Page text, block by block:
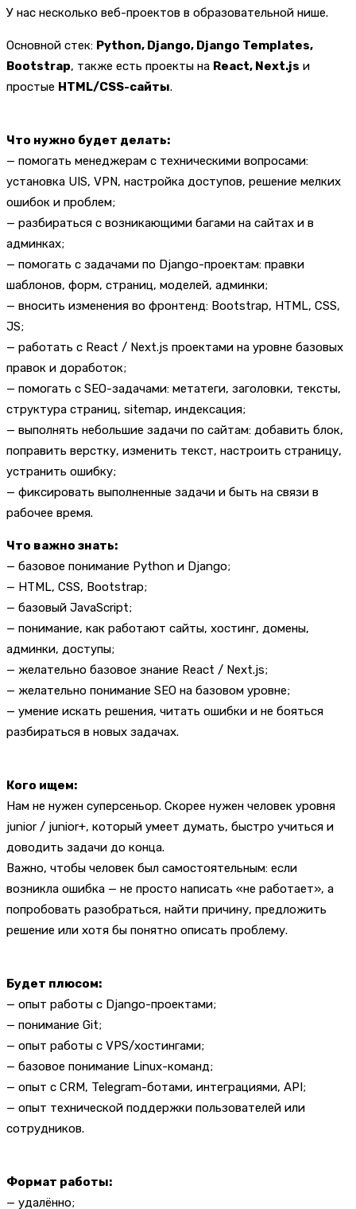
У нас несколько веб-проектов в образовательной нише.
Основной стек: Python, Django, Django Templates,
Bootstrap, также есть проекты на React, Next.js и
простые HTML/CSS-сайты.
Что нужно будет делать:
— помогать менеджерам с техническими вопросами:
установка UIS, VPN, настройка доступов, решение мелких
ошибок и проблем;
— разбираться с возникающими багами на сайтах и в
админках;
— помогать с задачами по Django-проектам: правки
шаблонов, форм, страниц, моделей, админки;
— вносить изменения во фронтенд: Bootstrap, HTML, CSS,
JS;
— работать с React / Next.js проектами на уровне базовых
правок и доработок;
— помогать с SEO-задачами: метатеги, заголовки, тексты,
структура страниц, sitemap, индексация;
— выполнять небольшие задачи по сайтам: добавить блок,
поправить верстку, изменить текст, настроить страницу,
устранить ошибку;
— фиксировать выполненные задачи и быть на связи в
рабочее время.
Что важно знать:
— базовое понимание Python и Django;
— HTML, CSS, Bootstrap;
— базовый JavaScript;
— понимание, как работают сайты, хостинг, домены,
админки, доступы;
— желательно базовое знание React / Next.js;
— желательно понимание SEO на базовом уровне;
— умение искать решения, читать ошибки и не бояться
разбираться в новых задачах.
Кого ищем:
Нам не нужен суперсеньор. Скорее нужен человек уровня
junior / junior+, который умеет думать, быстро учиться и
доводить задачи до конца.
Важно, чтобы человек был самостоятельным: если
возникла ошибка — не просто написать «не работает», а
попробовать разобраться, найти причину, предложить
решение или хотя бы понятно описать проблему.
Будет плюсом:
— опыт работы с Django-проектами;
— понимание Git;
— опыт работы с VPS/хостингами;
— базовое понимание Linux-команд;
— опыт с CRM, Telegram-ботами, интеграциями, API;
— опыт технической поддержки пользователей или
сотрудников.
Формат работы:
— удалённо;